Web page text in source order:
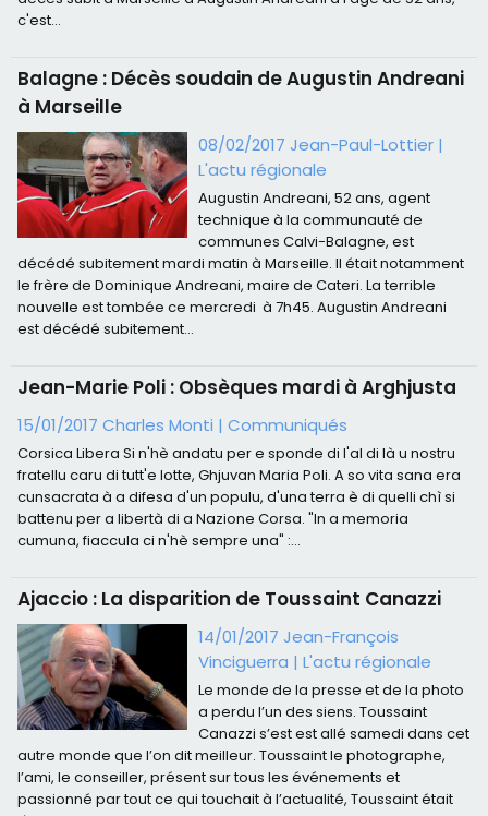
c'est...
Balagne : Décès soudain de Augustin Andreani
à Marseille
08/02/2017 Jean-Paul-Lottier |
L'actu régionale
Augustin Andreani, 52 ans, agent
technique à la communauté de
communes Calvi-Balagne, est
décédé subitement mardi matin à Marseille. Il était notamment
le frère de Dominique Andreani, maire de Cateri. La terrible
nouvelle est tombée ce mercredi à 7h45. Augustin Andreani
est décédé subitement...
Jean-Marie Poli : Obsèques mardi à Arghjusta
15/01/2017 Charles Monti | Communiqués
Corsica Libera Si n'hè andatu per e sponde di l'al di là u nostru
fratellu caru di tutt'e lotte, Ghjuvan Maria Poli. A so vita sana era
cunsacrata à a difesa d'un populu, d'una terra è di quelli chì si
battenu per a libertà di a Nazione Corsa. "In a memoria
cumuna, fiaccula ci n'hè sempre una" :...
Ajaccio : La disparition de Toussaint Canazzi
14/01/2017 Jean-François
Vinciguerra |L'actu régionale
Le monde de la presse et de la photo
a perdu l’un des siens. Toussaint
Canazzi s’est est allé samedi dans cet
autre monde que l’on dit meilleur. Toussaint le photographe,
l’ami, le conseiller, présent sur tous les événements et
passionné par tout ce qui touchait à l’actualité, Toussaint était